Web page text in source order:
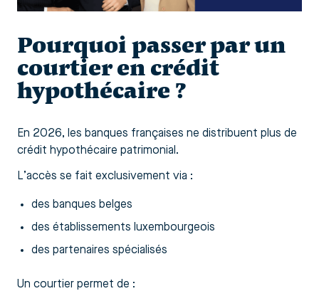
Pourquoi passer par un
courtier en crédit
hypothécaire ?
En 2026, les banques françaises ne distribuent plus de
crédit hypothécaire patrimonial.
L’accès se fait exclusivement via :
des banques belges
des établissements luxembourgeois
des partenaires spécialisés
Un courtier permet de :